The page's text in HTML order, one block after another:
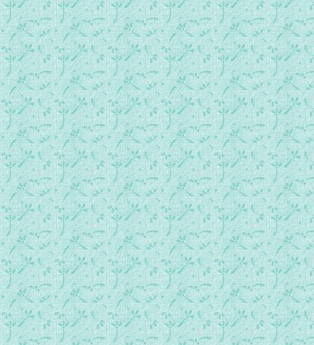
087.常年期第12周星期六.mp3
088.常年期第13周星期日.mp3
089.圣伯多禄圣保禄节日.mp3
090.常年期第13周星期二.mp3
091.常年期第13周星期三.mp3
092.常年期第13周星期四.mp3
093.常年期第13周星期五.mp3
094.常年期第13周星期六.mp3
095 常年期第14周主日.mp3
096 常年期第14周星期一.mp3
097 常年期第14周星期二.mp3
098 常年期第14周星期三.mp3
099 中华殉道诸圣.mp3
100 常年期第14周星期五.mp3